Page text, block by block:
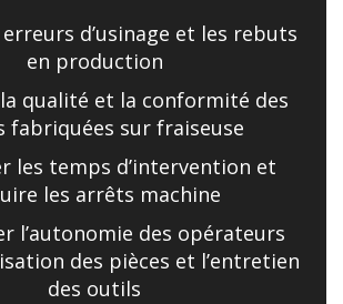
d’usinage et les rebuts
en production
qualité et la conformité des
fabriquées sur fraiseuse
les temps d’intervention et
les arrêts machine
l’autonomie des opérateurs
des pièces et l’entretien
des outils